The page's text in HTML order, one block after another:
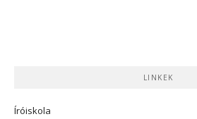
LINKEK
Íróiskola